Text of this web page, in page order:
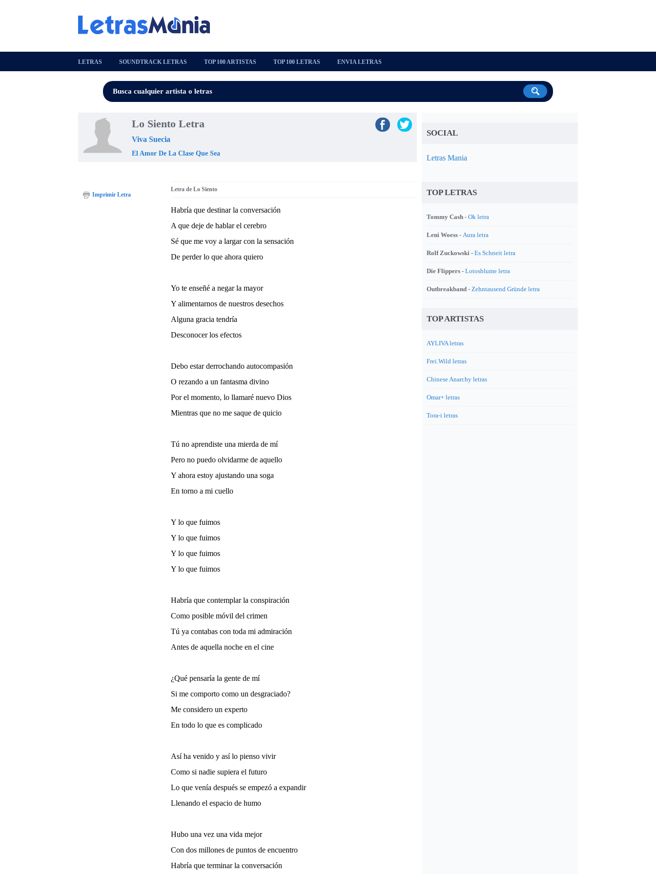
LETRAS SOUNDTRACK LETRAS TOP 100 ARTISTAS TOP 100 LETRAS ENVIA LETRAS
Lo Siento Letra
Viva Suecia
El Amor De La Clase Que Sea
Letra de Lo Siento
Habría que destinar la conversación
A que deje de hablar el cerebro
Sé que me voy a largar con la sensación
De perder lo que ahora quiero
Yo te enseñé a negar la mayor
Y alimentarnos de nuestros desechos
Alguna gracia tendría
Desconocer los efectos
Debo estar derrochando autocompasión
O rezando a un fantasma divino
Por el momento, lo llamaré nuevo Dios
Mientras que no me saque de quicio
Tú no aprendiste una mierda de mí
Pero no puedo olvidarme de aquello
Y ahora estoy ajustando una soga
En torno a mi cuello
Y lo que fuimos
Y lo que fuimos
Y lo que fuimos
Y lo que fuimos
Habría que contemplar la conspiración
Como posible móvil del crimen
Tú ya contabas con toda mi admiración
Antes de aquella noche en el cine
¿Qué pensaría la gente de mí
Si me comporto como un desgraciado?
Me considero un experto
En todo lo que es complicado
Así ha venido y así lo pienso vivir
Como si nadie supiera el futuro
Lo que venía después se empezó a expandir
Llenando el espacio de humo
Hubo una vez una vida mejor
Con dos millones de puntos de encuentro
Habría que terminar la conversación
Imprimir Letra
SOCIAL
Letras Mania
TOP LETRAS
Tommy Cash - Ok letra
Leni Woess - Aura letra
Rolf Zuckowski - Es Schneit letra
Die Flippers - Lotosblume letra
Outbreakband - Zehntausend Gründe letra
TOP ARTISTAS
AYLIVA letras
Frei.Wild letras
Chinese Anarchy letras
Omar+ letras
Tora-i letras